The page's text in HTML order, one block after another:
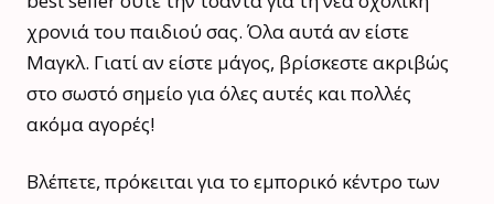
χρονιά του παιδιού σας. Όλα αυτά αν είστε
Μαγκλ. Γιατί αν είστε μάγος, βρίσκεστε ακριβώς
στο σωστό σημείο για όλες αυτές και πολλές
ακόμα αγορές!
Βλέπετε, πρόκειται για το εμπορικό κέντρο των